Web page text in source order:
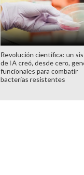
Revolución científica: un
de IA creó, desde cero,
funcionales para combatir
bacterias resistentes